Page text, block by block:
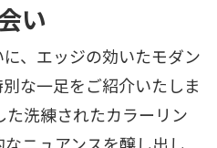
い
、エッジの効いたモダン
な一足をご紹介いたしま
た洗練されたカラーリン